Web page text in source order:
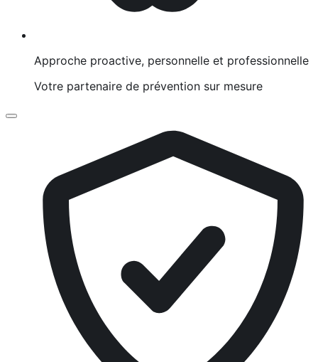
Approche proactive, personnelle et professionnelle
Votre partenaire de prévention sur mesure